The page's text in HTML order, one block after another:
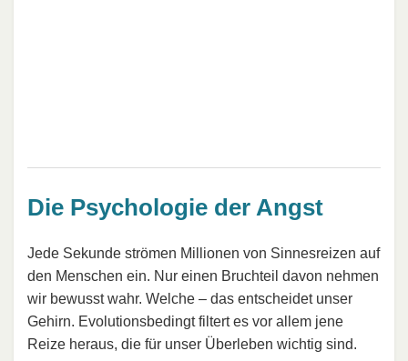
Die Psychologie der Angst
Jede Sekunde strömen Millionen von Sinnesreizen auf
den Menschen ein. Nur einen Bruchteil davon nehmen
wir bewusst wahr. Welche – das entscheidet unser
Gehirn. Evolutionsbedingt filtert es vor allem jene
Reize heraus, die für unser Überleben wichtig sind.